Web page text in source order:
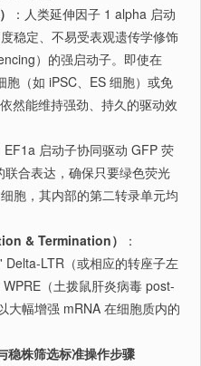
：人类延伸因子 1 alpha 启动
稳定、不易受表观遗传学修饰
）的强启动子。即使在
（如 iPSC、ES 细胞）或免
然能维持强劲、持久的驱动效
EF1a 启动子协同驱动 GFP 荧
合表达，确保只要绿色荧光
胞，其内部的第二转录单元均
& Termination）
：
LTR（或相应的转座子左
（土拨鼠肝炎病毒 post-
大幅增强 mRNA 在细胞质内的
稳株筛选标准操作步骤